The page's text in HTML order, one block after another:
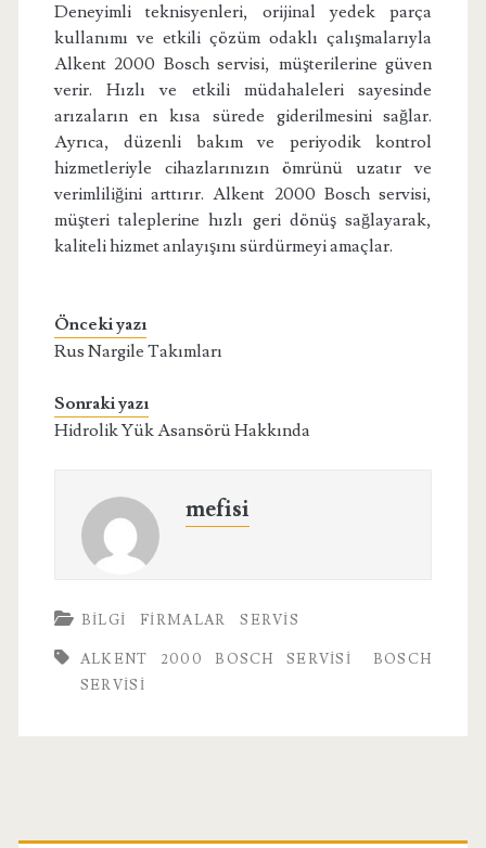
Deneyimli teknisyenleri, orijinal yedek parça
kullanımı ve etkili çözüm odaklı çalışmalarıyla
Alkent 2000 Bosch servisi, müşterilerine güven
verir. Hızlı ve etkili müdahaleleri sayesinde
arızaların en kısa sürede giderilmesini sağlar.
Ayrıca, düzenli bakım ve periyodik kontrol
hizmetleriyle cihazlarınızın ömrünü uzatır ve
verimliliğini arttırır. Alkent 2000 Bosch servisi,
müşteri taleplerine hızlı geri dönüş sağlayarak,
kaliteli hizmet anlayışını sürdürmeyi amaçlar.
Önceki yazı
Rus Nargile Takımları
Sonraki yazı
Hidrolik Yük Asansörü Hakkında
mefisi
BILGI FIRMALAR SERVIS
ALKENT 2000 BOSCH SERVISI
BOSCH
SERVISI